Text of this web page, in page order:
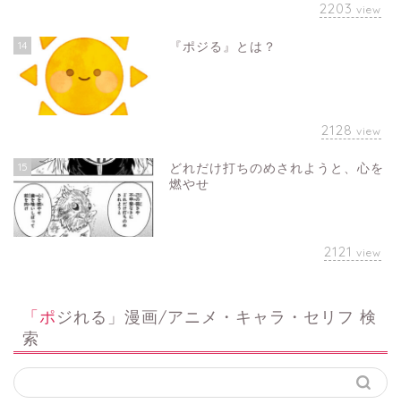
2203 view
14 『ポジる』とは？
2128 view
15
どれだけ打ちのめされようと、心を
燃やせ
2121 view
「ポジれる」漫画/アニメ・キャラ・セリフ 検
索